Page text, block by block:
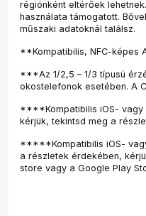
régiónként eltérőek
használata támogatott.
műszaki adatoknál találsz.
**Kompatibilis, NFC-képes
***Az 1/2,5 – 1/3 típusú
okostelefonok esetében. A
****Kompatibilis iOS- vagy
kérjük, tekintsd meg a
*****Kompatibilis iOS-
a részletek érdekében,
store vagy a Google Play